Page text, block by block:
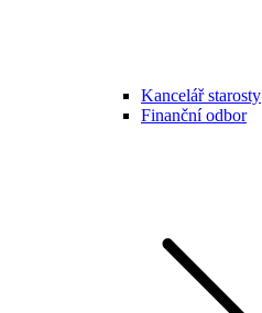
Kancelář starosty
Finanční odbor